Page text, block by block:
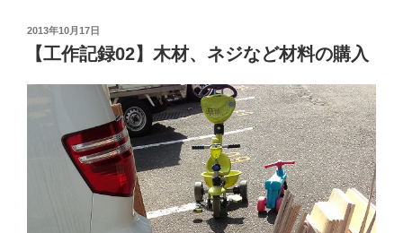
投
日:
2013年10月17日
【工作記録02】木材、ネジなど材料の購入